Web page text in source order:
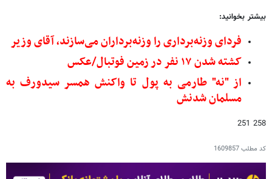
بیشتر بخوانید:
فردای وزنه‌برداری را وزنه‌برداران می‌سازند، آقای وزیر
کشته شدن ۱۷ نفر در زمین فوتبال/عکس
از "نه" طارمی به پول تا واکنش همسر سیدورف به
مسلمان شدنش
258 251
کد مطلب1609857